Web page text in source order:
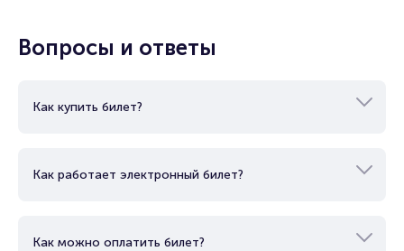
Вопросы и ответы
Как купить билет?
Как работает электронный билет?
Как можно оплатить билет?